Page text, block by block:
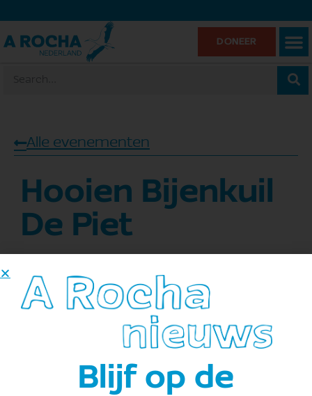
DONEER
Alle evenementen
Hooien Bijenkuil
De Piet
Toevoegen aan kalender
Blijf op de